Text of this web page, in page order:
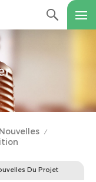
Nouvelles /
Du Projet